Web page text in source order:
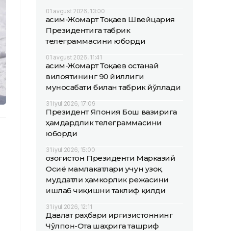
01 avgust 2026, 13:00
Қасим-Жомарт Тоқаев Швейцария
Президентига табрик
телеграммасини юборди
01 avgust 2026, 11:41
Қасим-Жомарт Тоқаев Қостанай
вилоятининг 90 йиллиги
муносабати билан табрик йўллади
31 iyul 2026, 17:09
Президент Япония Бош вазирига
ҳамдардлик телеграммасини
юборди
31 iyul 2026, 15:00
Қозоғистон Президенти Марказий
Осиё мамлакатлари учун узоқ
муддатли ҳамкорлик режасини
ишлаб чиқишни таклиф қилди
31 iyul 2026, 12:11
Давлат раҳбари Қирғизистоннинг
Чўлпон-Ота шаҳрига ташриф